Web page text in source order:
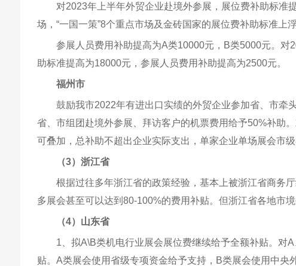
对2023年上半年外贸企业赴境外参展，展位费补助标准
场，“一国一策”8个重点市场及金砖国家的展位费补助标准上浮
参展人员费用补助提高为A类10000元，B类5000元。
助标准提高为18000元，参展人员费用补助提高为2500元。
福州市
鼓励我市2022年有进出口实绩的外贸企业参加省、市牵
省、市组团赴境外参展、拜访客户的机票费用给予50%补助
可叠加，总补助不超出企业实际支出，单家企业单场展会市
（3）浙江省
根据过往多年浙江省的政策经验，基本上被浙江省商务
多展会甚至可以达到80-100%的费用补贴。但浙江省各地市
（4）山东省
1、拟A\B类机电行业展会展位费继续给予全额补贴。对
贴。A类展会使用省级专项资金给予支持，B类展会使用中